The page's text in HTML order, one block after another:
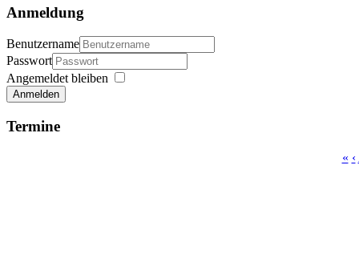
Anmeldung
Benutzername
Passwort
Angemeldet bleiben
Anmelden
Termine
« ‹